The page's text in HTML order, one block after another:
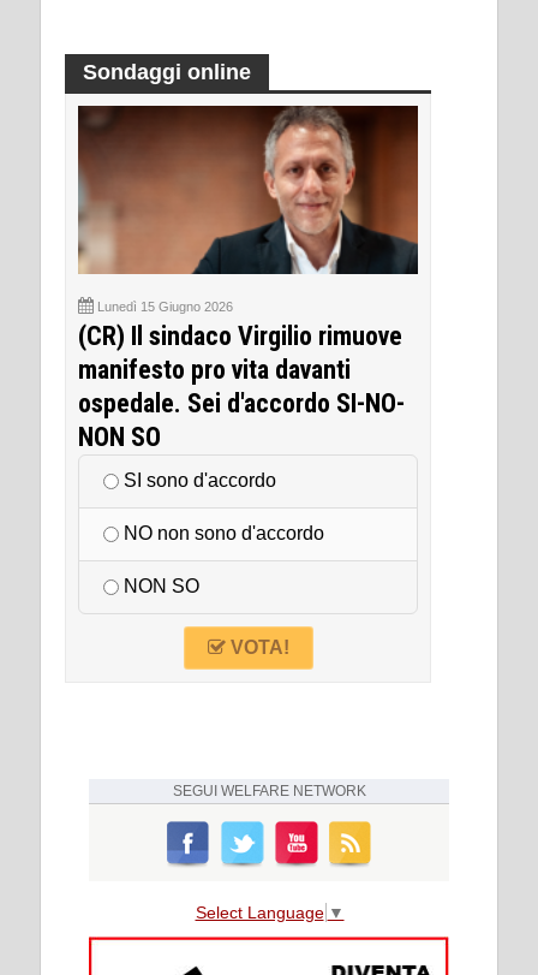
Sondaggi online
Lunedì 15 Giugno 2026
(CR) Il sindaco Virgilio rimuove
manifesto pro vita davanti
ospedale. Sei d'accordo SI-NO-
NON SO
SI sono d'accordo
NO non sono d'accordo
NON SO
VOTA!
SEGUI WELFARE NETWORK
Select Language ▼